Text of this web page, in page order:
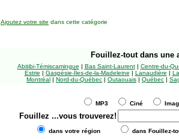
Ajoutez votre site dans cette catégorie
Fouillez-tout dans une
Abitibi-Témiscamingue | Bas Saint-Laurent| Centre-du-
Estrie | Gaspésie-Îles-de-la-Madeleine | Lanaudière |
Montréal | Nord-du-Québec | Outaouais | Québec |
MP3 Ciné
Fouillez ...vous trouverez!
dans votre région dans Fouillez-